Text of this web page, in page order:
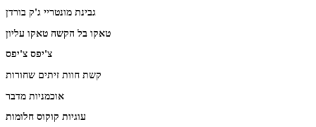
גבינת מונטריי ג'ק בורדן
טאקו בל הקשה טאקו עליון
צ'יפס צ'יפס
קשת חוות זיתים שחורות
אוכמניות מדבר
עוגיות קוקוס חלומות